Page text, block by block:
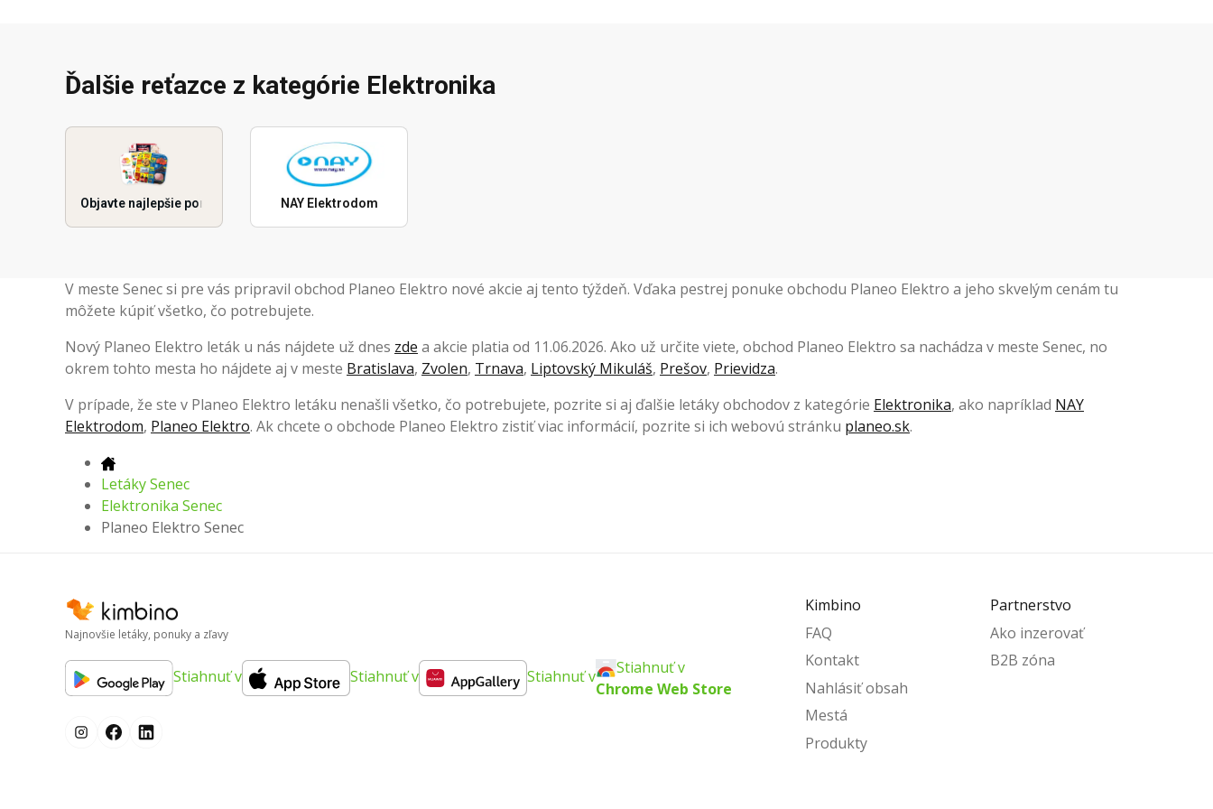
Ďalšie reťazce z kategórie Elektronika
Objavte najlepšie ponuky NAY Elektrodom
V meste Senec si pre vás pripravil obchod Planeo Elektro nové akcie aj tento týždeň. Vďaka pestrej ponuke obchodu Planeo Elektro a jeho skvelým cenám tu
môžete kúpiť všetko, čo potrebujete.
Nový Planeo Elektro leták u nás nájdete už dnes zde a akcie platia od 11.06.2026. Ako už určite viete, obchod Planeo Elektro sa nachádza v meste Senec, no
okrem tohto mesta ho nájdete aj v meste Bratislava, Zvolen, Trnava, Liptovský Mikuláš, Prešov, Prievidza.
V prípade, že ste v Planeo Elektro letáku nenašli všetko, čo potrebujete, pozrite si aj ďalšie letáky obchodov z kategórie Elektronika, ako napríklad NAY
Elektrodom, Planeo Elektro. Ak chcete o obchode Planeo Elektro zistiť viac informácií, pozrite si ich webovú stránku planeo.sk.
Letáky Senec
Elektronika Senec
Planeo Elektro Senec
Najnovšie letáky, ponuky a zľavy
Stiahnuť v Stiahnuť v Stiahnuť v
Stiahnuť v
Chrome Web Store
Kimbino
FAQ
Kontakt
Nahlásiť obsah
Mestá
Produkty
Partnerstvo
Ako inzerovať
B2B zóna